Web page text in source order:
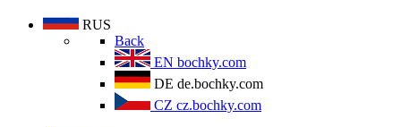
RUS
Back
EN bochky.com
DE de.bochky.com
CZ cz.bochky.com